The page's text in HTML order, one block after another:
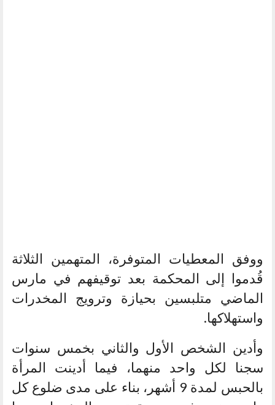
ووفق المعطيات المتوفرة، المتهمين الثلاثة
قُدموا إلى المحكمة بعد توقيفهم في مارس
الماضي متلبسين بحيازة وترويج المخدرات
واستهلاكها.
وأدين الشخص الأول والثاني بخمس سنوات
سجنا لكل واحد منهما، فيما أدينت المرأة
بالحبس لمدة 9 أشهر، بناء على مدى ضلوع كل